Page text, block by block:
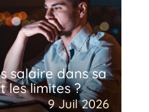
salaire dans sa
les limites ?
9 Juil 2026